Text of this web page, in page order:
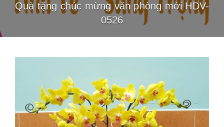
Quà tặng chúc mừng văn phòng mới HDV-
0526